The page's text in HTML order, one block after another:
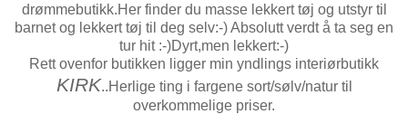
drømmebutikk.Her finder du masse lekkert tøj og utstyr til
barnet og lekkert tøj til deg selv:-) Absolutt verdt å ta seg en
tur hit :-)Dyrt,men lekkert:-)
Rett ovenfor butikken ligger min yndlings interiørbutikk
KIRK..Herlige ting i fargene sort/sølv/natur til
overkommelige priser.